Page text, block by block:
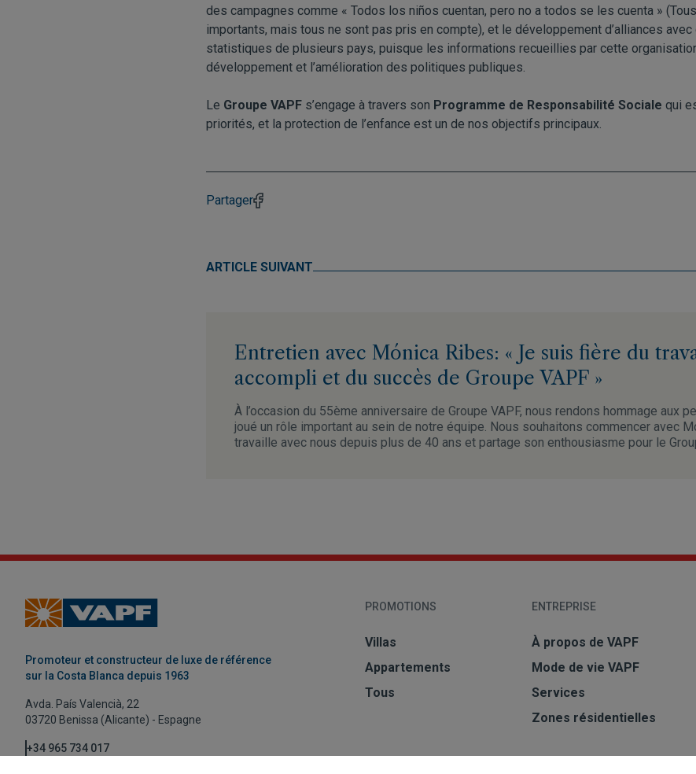
des campagnes comme « Todos los niños cuentan, pero no a todos se les cuenta »
importants, mais tous ne sont pas pris en compte), et le développement d’alliances
statistiques de plusieurs pays, puisque les informations recueillies par cette
développement et l’amélioration des politiques publiques.
Le Groupe VAPF s’engage à travers son Programme de Responsabilité Sociale qui
priorités, et la protection de l’enfance est un de nos objectifs principaux.
Partager
ARTICLE SUIVANT
Entretien avec Mónica Ribes: « Je suis fière du
accompli et du succès de Groupe VAPF »
À l’occasion du 55ème anniversaire de Groupe VAPF, nous rendons hommage aux
joué un rôle important au sein de notre équipe. Nous souhaitons commencer avec
travaille avec nous depuis plus de 40 ans et partage son enthousiasme pour le
Promoteur et constructeur de luxe de référence
sur la Costa Blanca depuis 1963
Avda. País Valencià, 22
03720 Benissa (Alicante) - Espagne
+34 965 734 017
PROMOTIONS
Villas
Appartements
Tous
ENTREPRISE
À propos de VAPF
Mode de vie VAPF
Services
Zones résidentielles